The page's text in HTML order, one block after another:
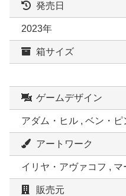
発売日
2023年
箱サイズ
ゲームデザイン
アダム・ヒル , ベン・
アートワーク
イリヤ・アヴァコフ ,
販売元